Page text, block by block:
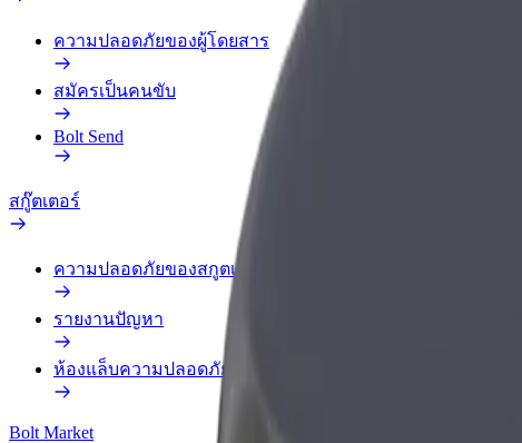
ความปลอดภัยของผู้โดยสาร
สมัครเป็นคนขับ
Bolt Send
สกู๊ตเตอร์
ความปลอดภัยของสกูตเตอร์
รายงานปัญหา
ห้องแล็บความปลอดภัย
Bolt Market